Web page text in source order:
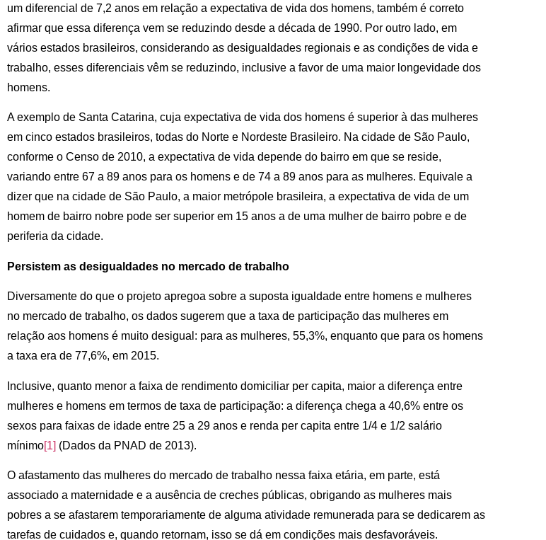
um diferencial de 7,2 anos em relação a expectativa de vida dos homens, também é correto
afirmar que essa diferença vem se reduzindo desde a década de 1990. Por outro lado, em
vários estados brasileiros, considerando as desigualdades regionais e as condições de vida e
trabalho, esses diferenciais vêm se reduzindo, inclusive a favor de uma maior longevidade dos
homens.
A exemplo de Santa Catarina, cuja expectativa de vida dos homens é superior à das mulheres
em cinco estados brasileiros, todas do Norte e Nordeste Brasileiro. Na cidade de São Paulo,
conforme o Censo de 2010, a expectativa de vida depende do bairro em que se reside,
variando entre 67 a 89 anos para os homens e de 74 a 89 anos para as mulheres. Equivale a
dizer que na cidade de São Paulo, a maior metrópole brasileira, a expectativa de vida de um
homem de bairro nobre pode ser superior em 15 anos a de uma mulher de bairro pobre e de
periferia da cidade.
Persistem as desigualdades no mercado de trabalho
Diversamente do que o projeto apregoa sobre a suposta igualdade entre homens e mulheres
no mercado de trabalho, os dados sugerem que a taxa de participação das mulheres em
relação aos homens é muito desigual: para as mulheres, 55,3%, enquanto que para os homens
a taxa era de 77,6%, em 2015.
Inclusive, quanto menor a faixa de rendimento domiciliar per capita, maior a diferença entre
mulheres e homens em termos de taxa de participação: a diferença chega a 40,6% entre os
sexos para faixas de idade entre 25 a 29 anos e renda per capita entre 1/4 e 1/2 salário
mínimo[1] (Dados da PNAD de 2013).
O afastamento das mulheres do mercado de trabalho nessa faixa etária, em parte, está
associado a maternidade e a ausência de creches públicas, obrigando as mulheres mais
pobres a se afastarem temporariamente de alguma atividade remunerada para se dedicarem as
tarefas de cuidados e, quando retornam, isso se dá em condições mais desfavoráveis.